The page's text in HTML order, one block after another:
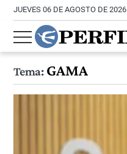
JUEVES 06 DE AGOSTO DE 2026
Tema:GAMA